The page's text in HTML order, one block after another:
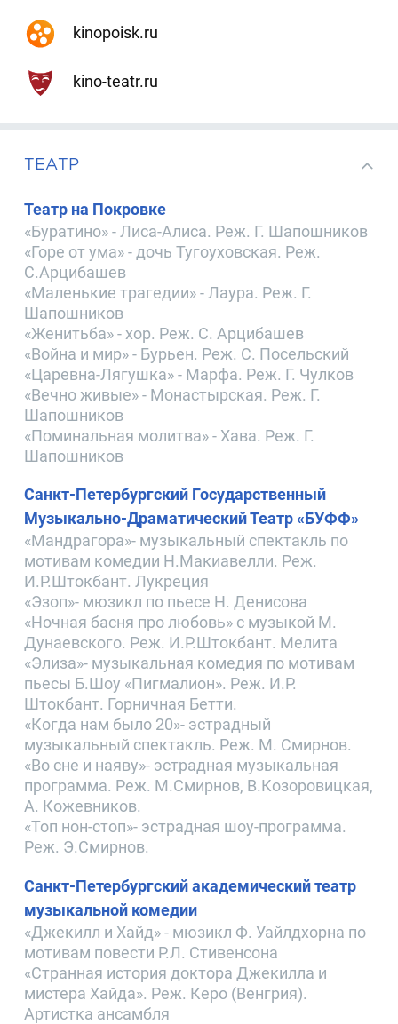
kinopoisk.ru
kino-teatr.ru
ТЕАТР
Театр на Покровке
«Буратино» - Лиса-Алиса. Реж. Г. Шапошников
«Горе от ума» - дочь Тугоуховская. Реж.
С.Арцибашев
«Маленькие трагедии» - Лаура. Реж. Г.
Шапошников
«Женитьба» - хор. Реж. С. Арцибашев
«Война и мир» - Бурьен. Реж. С. Посельский
«Царевна-Лягушка» - Марфа. Реж. Г. Чулков
«Вечно живые» - Монастырская. Реж. Г.
Шапошников
«Поминальная молитва» - Хава. Реж. Г.
Шапошников
Санкт-Петербургский Государственный
Музыкально-Драматический Театр «БУФФ»
«Мандрагора»- музыкальный спектакль по
мотивам комедии Н.Макиавелли. Реж.
И.Р.Штокбант. Лукреция
«Эзоп»- мюзикл по пьесе Н. Денисова
«Ночная басня про любовь» с музыкой М.
Дунаевского. Реж. И.Р.Штокбант. Мелита
«Элиза»- музыкальная комедия по мотивам
пьесы Б.Шоу «Пигмалион». Реж. И.Р.
Штокбант. Горничная Бетти.
«Когда нам было 20»- эстрадный
музыкальный спектакль. Реж. М. Смирнов.
«Во сне и наяву»- эстрадная музыкальная
программа. Реж. М.Смирнов, В.Козоровицкая,
А. Кожевников.
«Топ нон-стоп»- эстрадная шоу-программа.
Реж. Э.Смирнов.
Санкт-Петербургский академический театр
музыкальной комедии
«Джекилл и Хайд» - мюзикл Ф. Уайлдхорна по
мотивам повести Р.Л. Стивенсона
«Странная история доктора Джекилла и
мистера Хайда». Реж. Керо (Венгрия).
Артистка ансамбля